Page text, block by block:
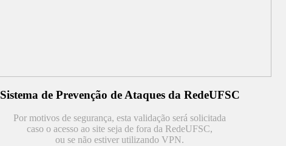
Sistema de Prevenção de Ataques da RedeUFSC
Por motivos de segurança, esta validação será solicitada
caso o acesso ao site seja de fora da RedeUFSC,
ou se não estiver utilizando VPN.